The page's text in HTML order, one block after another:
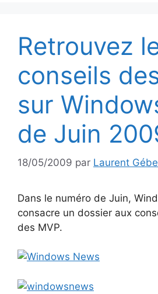
Retrouvez
conseils
sur
de Juin
18/05/2009 par Laurent
Dans le numéro de Juin,
consacre un dossier aux
des MVP.